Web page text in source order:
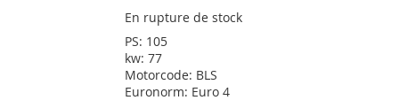
En rupture de stock
PS: 105
kw: 77
Motorcode: BLS
Euronorm: Euro 4